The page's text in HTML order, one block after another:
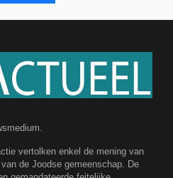
vertolken enkel de mening van
de Joodse gemeenschap. De